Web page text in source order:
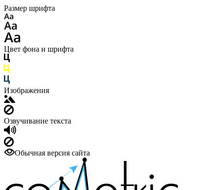
Размер шрифта
Цвет фона и шрифта
Изображения
Озвучивание текста
Обычная версия сайта